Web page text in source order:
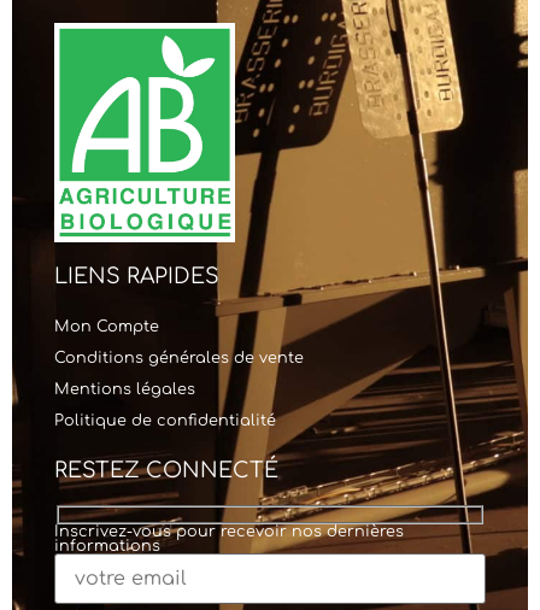
LIENS RAPIDES
Mon Compte
Conditions générales de vente
Mentions légales
Politique de confidentialité
RESTEZ CONNECTÉ
Inscrivez-vous pour recevoir nos dernières
informations